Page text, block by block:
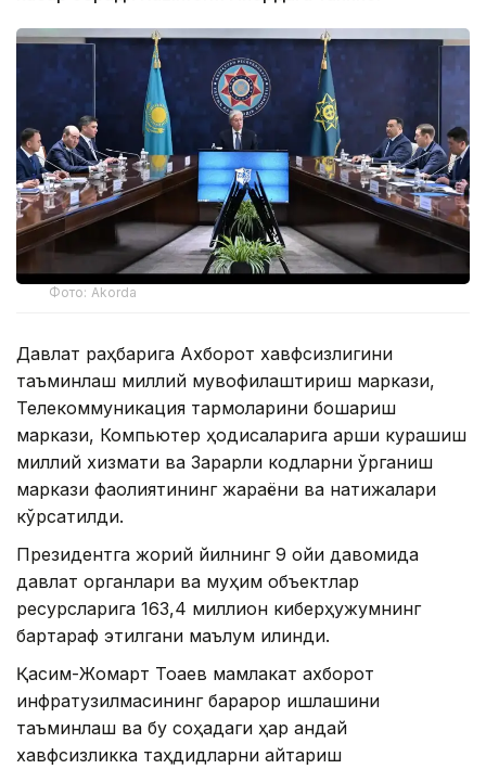
Фото: Akorda
Давлат раҳбарига Ахборот хавфсизлигини
таъминлаш миллий мувофиқлаштириш маркази,
Телекоммуникация тармоқларини бошқариш
маркази, Компьютер ҳодисаларига қарши курашиш
миллий хизмати ва Зарарли кодларни ўрганиш
маркази фаолиятининг жараёни ва натижалари
кўрсатилди.
Президентга жорий йилнинг 9 ойи давомида
давлат органлари ва муҳим объектлар
ресурсларига 163,4 миллион киберҳужумнинг
бартараф этилгани маълум қилинди.
Қасим-Жомарт Тоқаев мамлакат ахборот
инфратузилмасининг барқарор ишлашини
таъминлаш ва бу соҳадаги ҳар қандай
хавфсизликка таҳдидларни қайтариш